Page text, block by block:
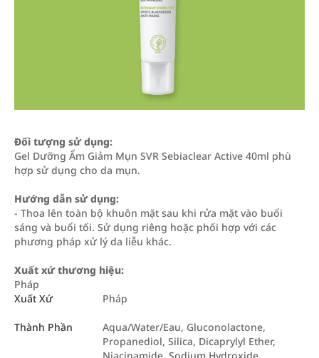
Đối tượng sử dụng:
Gel Dưỡng Ẩm Giảm Mụn SVR Sebiaclear Active 40ml phù
hợp sử dụng cho da mụn.
Hướng dẫn sử dụng:
- Thoa lên toàn bộ khuôn mặt sau khi rửa mặt vào buổi
sáng và buổi tối. Sử dụng riêng hoặc phối hợp với các
phương pháp xử lý da liễu khác.
Xuất xứ thương hiệu:
Pháp
Xuất Xứ
Pháp
Thành Phần
Aqua/Water/Eau, Gluconolactone,
Propanediol, Silica, Dicaprylyl Ether,
Niacinamide, Sodium Hydroxide,